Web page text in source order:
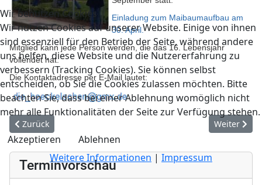
Einladung zum Maibaumaufbau am
30. April.
Mitglied kann jede Person werden, die das 16. Lebensjahr
vollendet hat.
Die Kontaktadresse per E-Mail lautet:
Vorheriger Beitrag: Dorfverschönerungsverein
Zurück Nächster
Weiter
Terminvorschau
Wir benutzen Cookies
Wir nutzen Cookies auf unserer Website. Einige von ihnen
sind essenziell für den Betrieb der Seite, während andere
uns helfen, diese Website und die Nutzererfahrung zu
verbessern (Tracking Cookies). Sie können selbst
entscheiden, ob Sie die Cookies zulassen möchten. Bitte
beachten Sie, dass bei einer Ablehnung womöglich nicht
mehr alle Funktionalitäten der Seite zur Verfügung stehen.
Akzeptieren
Ablehnen
Weitere Informationen | Impressum